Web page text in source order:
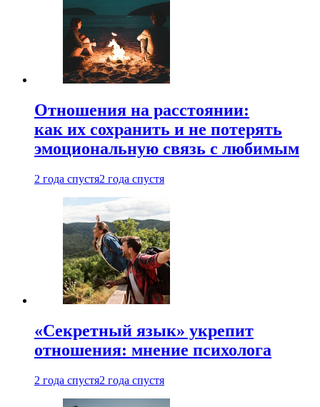
Отношения на расстоянии:
как их сохранить и не потерять
эмоциональную связь с любимым
2 года спустя2 года спустя
«Секретный язык» укрепит
отношения: мнение психолога
2 года спустя2 года спустя